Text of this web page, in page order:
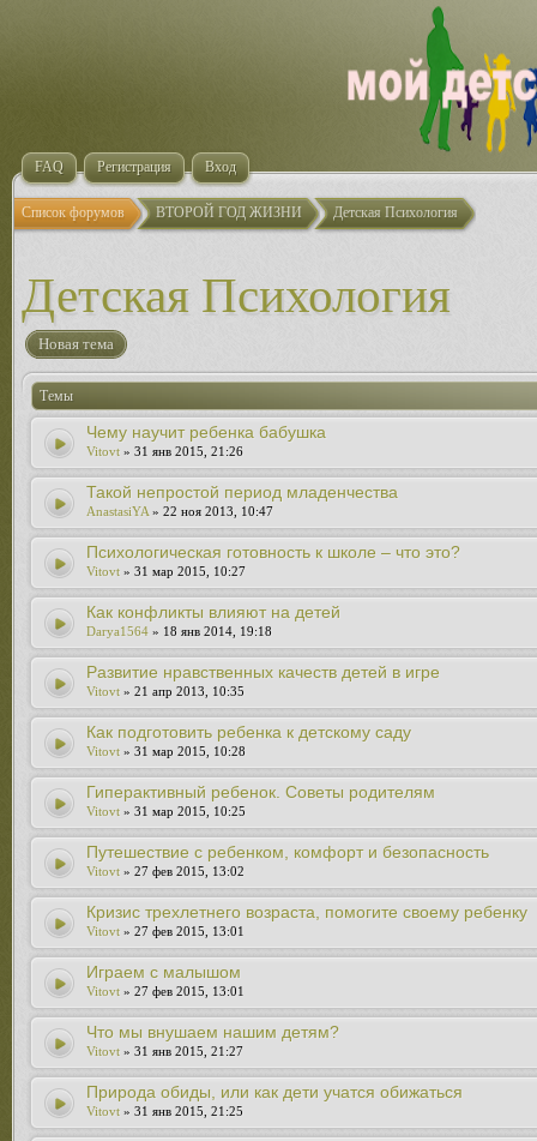
FAQ Регистрация Вход
Список форумов ВТОРОЙ ГОД ЖИЗНИ Детская Психология
Детская Психология
Новая тема
Темы
Чему научит ребенка бабушка
Vitovt » 31 янв 2015, 21:26
Такой непростой период младенчества
AnastasiYA » 22 ноя 2013, 10:47
Психологическая готовность к школе – что это?
Vitovt » 31 мар 2015, 10:27
Как конфликты влияют на детей
Darya1564 » 18 янв 2014, 19:18
Развитие нравственных качеств детей в игре
Vitovt » 21 апр 2013, 10:35
Как подготовить ребенка к детскому саду
Vitovt » 31 мар 2015, 10:28
Гиперактивный ребенок. Советы родителям
Vitovt » 31 мар 2015, 10:25
Путешествие с ребенком, комфорт и безопасность
Vitovt » 27 фев 2015, 13:02
Кризис трехлетнего возраста, помогите своему ребенку
Vitovt » 27 фев 2015, 13:01
Играем с малышом
Vitovt » 27 фев 2015, 13:01
Что мы внушаем нашим детям?
Vitovt » 31 янв 2015, 21:27
Природа обиды, или как дети учатся обижаться
Vitovt » 31 янв 2015, 21:25